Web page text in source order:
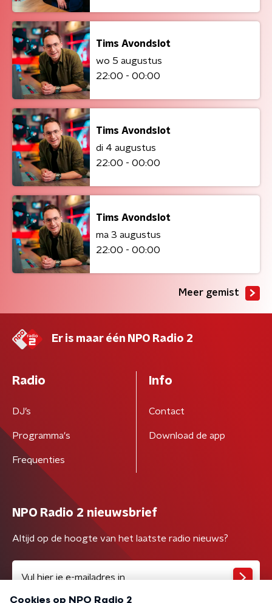
Tims Avondslot
wo 5 augustus
22:00 - 00:00
Tims Avondslot
di 4 augustus
22:00 - 00:00
Tims Avondslot
ma 3 augustus
22:00 - 00:00
Meer gemist
Er is maar één NPO Radio 2
Radio
DJ’s
Programma's
Frequenties
Info
Contact
Download de app
NPO Radio 2 nieuwsbrief
Altijd op de hoogte van het laatste radio nieuws?